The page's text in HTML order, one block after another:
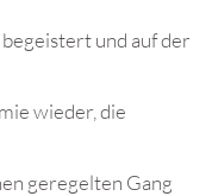
und auf der
wieder, die
geregelten Gang